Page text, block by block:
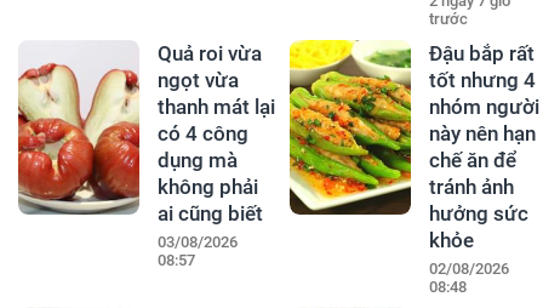
trước
Quả roi vừa
ngọt vừa
thanh mát lại
có 4 công
dụng mà
không phải
ai cũng biết
03/08/2026
08:57
Đậu bắp rất
tốt nhưng 4
nhóm người
này nên hạn
chế ăn để
tránh ảnh
hưởng sức
khỏe
02/08/2026
08:48